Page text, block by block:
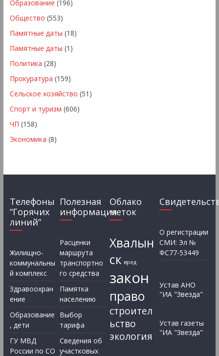
Образование (196)
Общество (553)
Памятные даты (18)
Памятные даты (1)
Политика (28)
Прокуратура (159)
Сельское хозяйство (51)
Спорт и туризм (606)
ЧП (158)
Экономика (8)
Телефоны
“Горячих
линий”
Жилищно-
коммунальны
й комплекс
Здравоохран
ение
Образование
, дети
ГУ МВД
России по СО
Полезная
информация
Расценки
маршрута
транспортно
го средства
Памятка
населению
Выбор
тарифа
Сведения об
участковых
Облако
меток
Хвалын
ск вред
закон
право
строител
ьство
экология
О регистрации
СМИ: Эл №
ФС77-53449
Устав АНО
"ИА "Звезда"
Устав газеты
"ИА "Звезда"